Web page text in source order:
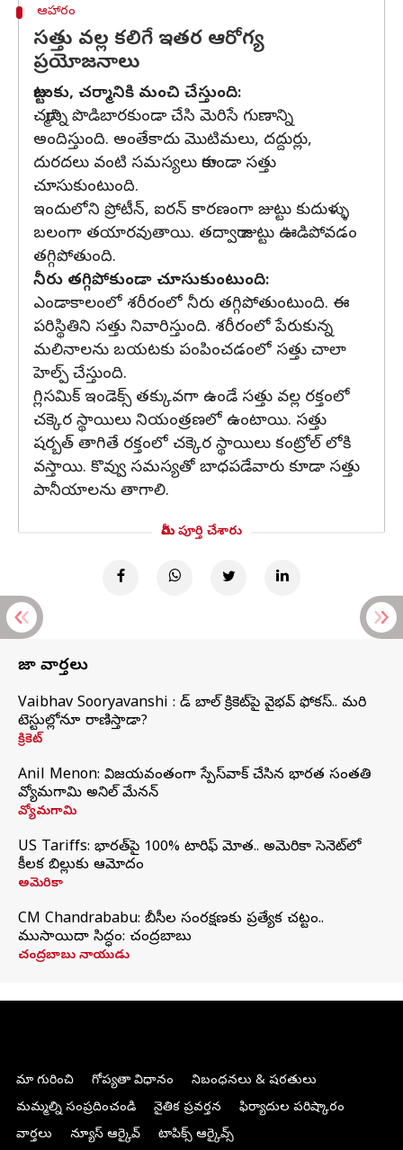
ఆహారం
సత్తు వల్ల కలిగే ఇతర ఆరోగ్య
ప్రయోజనాలు
జుట్టుకు, చర్మానికి మంచి చేస్తుంది:
చర్మాన్ని పొడిబారకుండా చేసి మెరిసే గుణాన్ని
అందిస్తుంది. అంతేకాదు మొటిమలు, దద్దుర్లు,
దురదలు వంటి సమస్యలు రాకుండా సత్తు
చూసుకుంటుంది.
ఇందులోని ప్రోటీన్, ఐరన్ కారణంగా జుట్టు కుదుళ్ళు
బలంగా తయారవుతాయి. తద్వారా జుట్టు ఊడిపోవడం
తగ్గిపోతుంది.
నీరు తగ్గిపోకుండా చూసుకుంటుంది:
ఎండాకాలంలో శరీరంలో నీరు తగ్గిపోతుంటుంది. ఈ
పరిస్థితిని సత్తు నివారిస్తుంది. శరీరంలో పేరుకున్న
మలినాలను బయటకు పంపించడంలో సత్తు చాలా
హెల్ప్ చేస్తుంది.
గ్లిసమిక్ ఇండెక్స్ తక్కువగా ఉండే సత్తు వల్ల రక్తంలో
చక్కెర స్థాయిలు నియంత్రణలో ఉంటాయి. సత్తు
షర్బత్ తాగితే రక్తంలో చక్కెర స్థాయిలు కంట్రోల్ లోకి
వస్తాయి. కొవ్వు సమస్యతో బాధపడేవారు కూడా సత్తు
పానీయాలను తాగాలి.
మీరు పూర్తి చేశారు
తాజా వార్తలు
Vaibhav Sooryavanshi : రెడ్ బాల్ క్రికెట్‌పై వైభవ్ ఫోకస్.. మరి
టెస్టుల్లోనూ రాణిస్తాడా?
క్రికెట్
Anil Menon: విజయవంతంగా స్పేస్‌వాక్‌ చేసిన భారత సంతతి
వ్యోమగామి అనిల్‌ మేనన్
వ్యోమగామి
US Tariffs: భారత్‌పై 100% టారిఫ్‌ మోత.. అమెరికా సెనెట్‌లో
కీలక బిల్లుకు ఆమోదం
అమెరికా
CM Chandrababu: బీసీల సంరక్షణకు ప్రత్యేక చట్టం..
ముసాయిదా సిద్ధం: చంద్రబాబు
చంద్రబాబు నాయుడు
మా గురించి గోప్యతా విధానం
నిబంధనలు & షరతులు
మమ్మల్ని సంప్రదించండి
నైతిక ప్రవర్తన
ఫిర్యాదుల పరిష్కారం
వార్తలు
న్యూస్ ఆర్కైవ్ టాపిక్స్ ఆర్కైవ్స్